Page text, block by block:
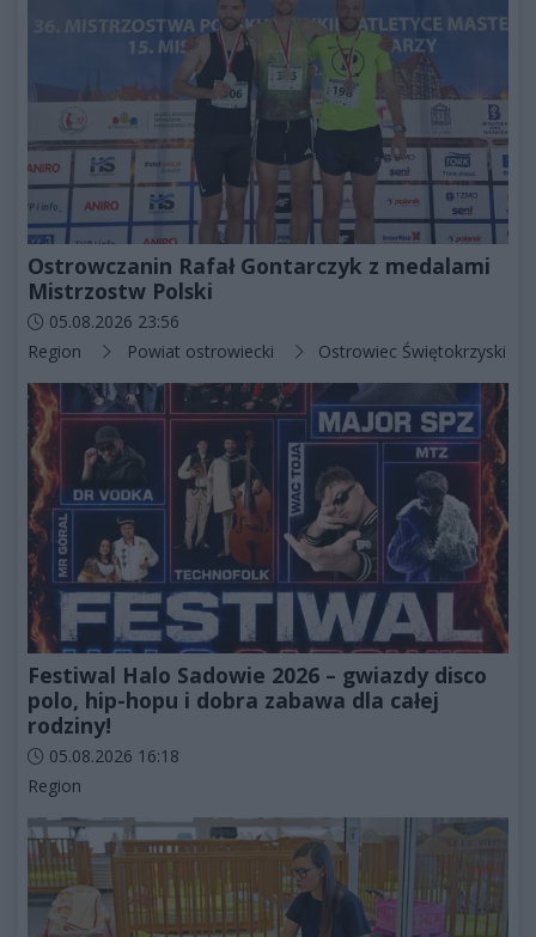
Ostrowczanin Rafał Gontarczyk z medalami
Mistrzostw Polski
Data dodania artykułu:
05.08.2026 23:56
Kategorie artykułu:
Region Powiat ostrowiecki Ostrowiec Świętokrzyski
Festiwal Halo Sadowie 2026 – gwiazdy disco
polo, hip-hopu i dobra zabawa dla całej
rodziny!
Data dodania artykułu:
05.08.2026 16:18
Kategorie artykułu:
Region